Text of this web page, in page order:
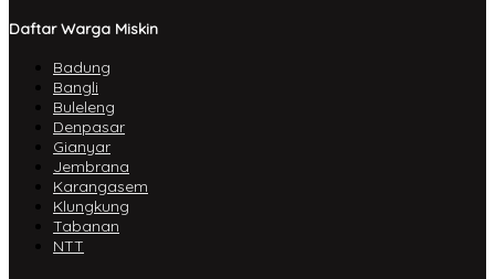
Daftar Warga Miskin
Badung
Bangli
Buleleng
Denpasar
Gianyar
Jembrana
Karangasem
Klungkung
Tabanan
NTT